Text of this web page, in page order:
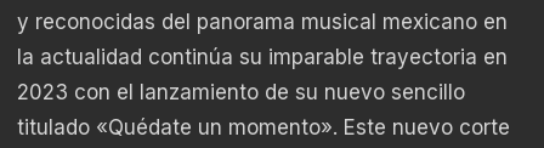
y reconocidas del panorama musical mexicano en
la actualidad continúa su imparable trayectoria en
2023 con el lanzamiento de su nuevo sencillo
titulado «Quédate un momento». Este nuevo corte